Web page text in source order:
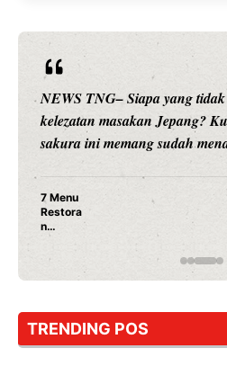
Siapa yang tidak kenal dengan
Jepang? Kuliner dari negeri
sudah mendunia dan punya ...
TRENDING POS